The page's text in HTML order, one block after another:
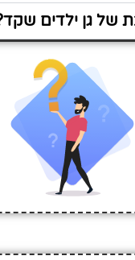
גן ילדים שקד?